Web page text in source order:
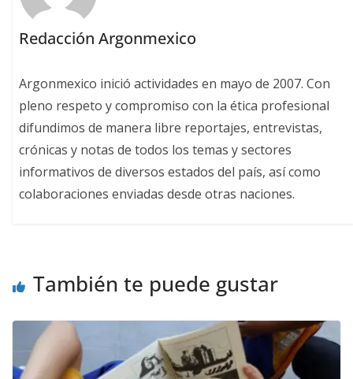
Redacción Argonmexico
Argonmexico inició actividades en mayo de 2007. Con
pleno respeto y compromiso con la ética profesional
difundimos de manera libre reportajes, entrevistas,
crónicas y notas de todos los temas y sectores
informativos de diversos estados del país, así como
colaboraciones enviadas desde otras naciones.
También te puede gustar